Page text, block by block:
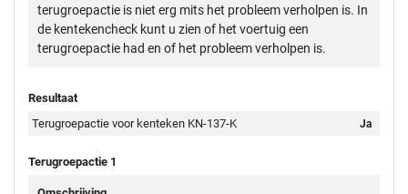
terugroepactie is niet erg mits het probleem verholpen is. In
de kentekencheck kunt u zien of het voertuig een
terugroepactie had en of het probleem verholpen is.
Resultaat
Terugroepactie voor kenteken KN-137-K
Ja
Terugroepactie 1